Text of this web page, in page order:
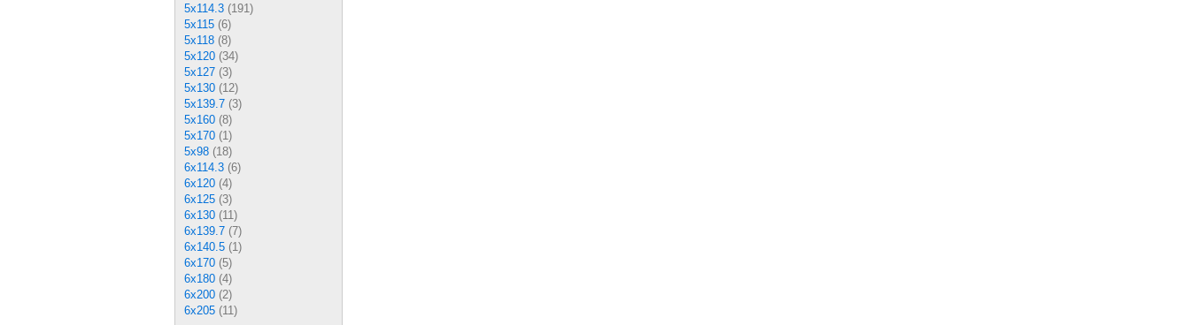
5x114.3 (191)
5x115 (6)
5x118 (8)
5x120 (34)
5x127 (3)
5x130 (12)
5x139.7 (3)
5x160 (8)
5x170 (1)
5x98 (18)
6x114.3 (6)
6x120 (4)
6x125 (3)
6x130 (11)
6x139.7 (7)
6x140.5 (1)
6x170 (5)
6x180 (4)
6x200 (2)
6x205 (11)